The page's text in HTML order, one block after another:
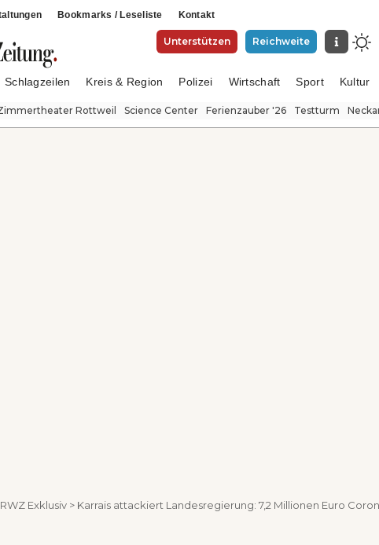
Bookmarks / Leseliste Kontakt
Unterstützen Reichweite
Schlagzeilen Kreis & Region Polizei Wirtschaft Sport Kultur
Rottweil Science Center Ferienzauber '26 Testturm
Exklusiv > Karrais attackiert Landesregierung: 7,2 Millionen Euro Corona-Hilfen im Kreis Rottweil